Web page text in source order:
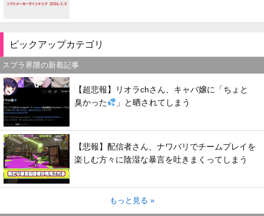
ピックアップカテゴリ
スプラ界隈の新着記事
【超悲報】リオラchさん、キャバ嬢に「ちょと
臭かった
」と晒されてしまう
【悲報】配信者さん、ナワバリでチームプレイを
楽しむ方々に陰湿な暴言を吐きまくってしまう
もっと見る »